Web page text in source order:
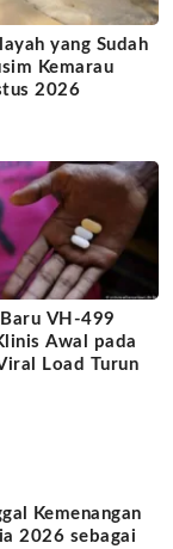
yang Sudah
Kemarau
2026
VH-499
Awal pada
Load Turun
Kemenangan
2026 sebagai